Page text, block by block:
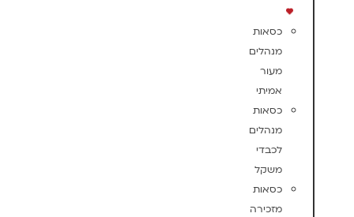
כסאות
מנהלים
מעור
אמיתי
כסאות
מנהלים
לכבדי
משקל
כסאות
מזכירה